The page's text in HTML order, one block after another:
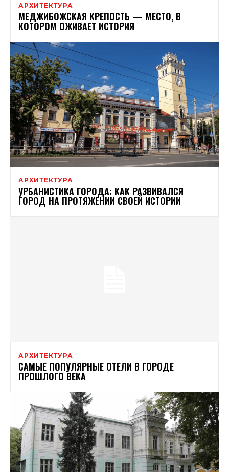
АРХИТЕКТУРА
МЕДЖИБОЖСКАЯ КРЕПОСТЬ — МЕСТО, В
КОТОРОМ ОЖИВАЕТ ИСТОРИЯ
АРХИТЕКТУРА
УРБАНИСТИКА ГОРОДА: КАК РАЗВИВАЛСЯ
ГОРОД НА ПРОТЯЖЕНИИ СВОЕЙ ИСТОРИИ
АРХИТЕКТУРА
САМЫЕ ПОПУЛЯРНЫЕ ОТЕЛИ В ГОРОДЕ
ПРОШЛОГО ВЕКА